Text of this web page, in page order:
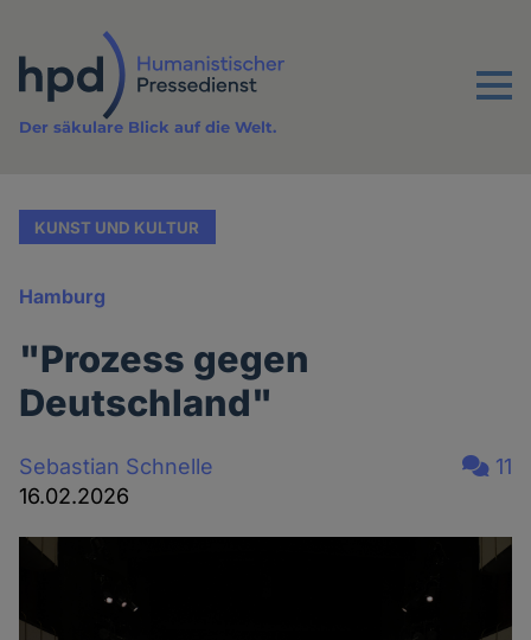
Inhalt
Menu
Der säkulare Blick auf die Welt.
KUNST UND KULTUR
Hamburg
"Prozess gegen
Deutschland"
Sebastian Schnelle
16.02.2026
11